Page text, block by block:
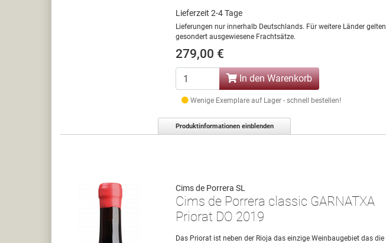
Lieferzeit 2-4 Tage
Lieferungen nur innerhalb Deutschlands. Für weitere Länder gelten
gesondert ausgewiesene Frachtsätze.
279,00 €
In den Warenkorb
Wenige Exemplare auf Lager - schnell bestellen!
Produktinformationen einblenden
Cims de Porrera SL
Cims de Porrera classic GARNATXA
Priorat DO 2019
Das Priorat ist neben der Rioja das einzige Weinbaugebiet das die